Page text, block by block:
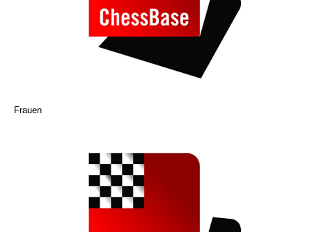
Frauen